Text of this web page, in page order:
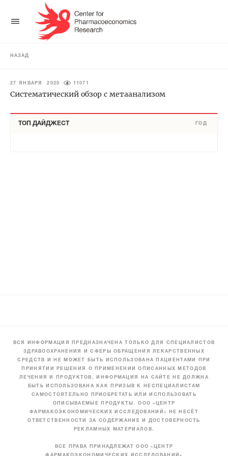
НАЗАД
27 ЯНВАРЯ 2020 11071
Систематический обзор с метаанализом
ТОП ДАЙДЖЕСТ ГОД
ВСЯ ИНФОРМАЦИЯ ПРЕДНАЗНАЧЕНА ТОЛЬКО ДЛЯ СПЕЦИАЛИСТОВ
ЗДРАВООХРАНЕНИЯ И СФЕРЫ ОБРАЩЕНИЯ ЛЕКАРСТВЕННЫХ
СРЕДСТВ И НЕ МОЖЕТ БЫТЬ ИСПОЛЬЗОВАНА ПАЦИЕНТАМИ ПРИ
ПРИНЯТИИ РЕШЕНИЯ О ПРИМЕНЕНИИ ОПИСАННЫХ МЕТОДОВ
ЛЕЧЕНИЯ И ПРОДУКТОВ. ИНФОРМАЦИЯ НА САЙТЕ НЕ ДОЛЖНА
БЫТЬ ИСПОЛЬЗОВАНА КАК ПРИЗЫВ К НЕСПЕЦИАЛИСТАМ
САМОСТОЯТЕЛЬНО ПРИОБРЕТАТЬ ИЛИ ИСПОЛЬЗОВАТЬ
ОПИСЫВАЕМЫЕ ПРОДУКТЫ. ООО «ЦЕНТР
ФАРМАКОЭКОНОМИЧЕСКИХ ИССЛЕДОВАНИЙ» НЕ НЕСЁТ
ОТВЕТСТВЕННОСТИ ЗА СОДЕРЖАНИЕ И ДОСТОВЕРНОСТЬ
РЕКЛАМНЫХ МАТЕРИАЛОВ.
ВСЕ ПРАВА ПРИНАДЛЕЖАТ ООО «ЦЕНТР